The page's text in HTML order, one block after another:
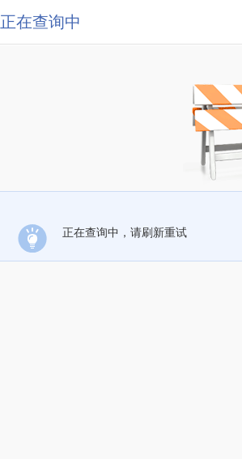
正在查询中
正在查询中，请刷新重试